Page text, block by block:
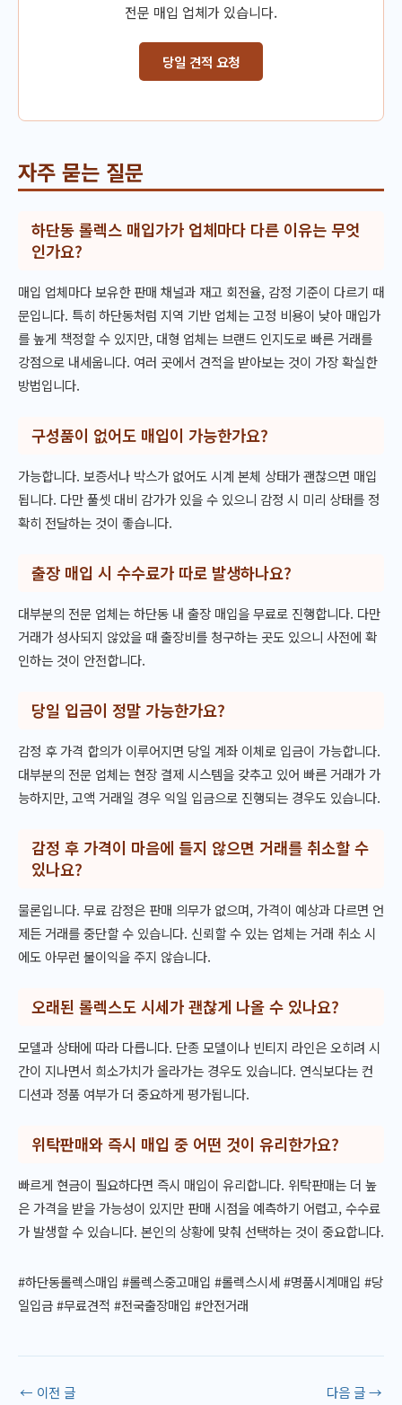
전문 매입 업체가 있습니다.
당일 견적 요청
자주 묻는 질문
하단동 롤렉스 매입가가 업체마다 다른 이유는 무엇
인가요?
매입 업체마다 보유한 판매 채널과 재고 회전율, 감정 기준이 다르기 때
문입니다. 특히 하단동처럼 지역 기반 업체는 고정 비용이 낮아 매입가
를 높게 책정할 수 있지만, 대형 업체는 브랜드 인지도로 빠른 거래를
강점으로 내세웁니다. 여러 곳에서 견적을 받아보는 것이 가장 확실한
방법입니다.
구성품이 없어도 매입이 가능한가요?
가능합니다. 보증서나 박스가 없어도 시계 본체 상태가 괜찮으면 매입
됩니다. 다만 풀셋 대비 감가가 있을 수 있으니 감정 시 미리 상태를 정
확히 전달하는 것이 좋습니다.
출장 매입 시 수수료가 따로 발생하나요?
대부분의 전문 업체는 하단동 내 출장 매입을 무료로 진행합니다. 다만
거래가 성사되지 않았을 때 출장비를 청구하는 곳도 있으니 사전에 확
인하는 것이 안전합니다.
당일 입금이 정말 가능한가요?
감정 후 가격 합의가 이루어지면 당일 계좌 이체로 입금이 가능합니다.
대부분의 전문 업체는 현장 결제 시스템을 갖추고 있어 빠른 거래가 가
능하지만, 고액 거래일 경우 익일 입금으로 진행되는 경우도 있습니다.
감정 후 가격이 마음에 들지 않으면 거래를 취소할 수
있나요?
물론입니다. 무료 감정은 판매 의무가 없으며, 가격이 예상과 다르면 언
제든 거래를 중단할 수 있습니다. 신뢰할 수 있는 업체는 거래 취소 시
에도 아무런 불이익을 주지 않습니다.
오래된 롤렉스도 시세가 괜찮게 나올 수 있나요?
모델과 상태에 따라 다릅니다. 단종 모델이나 빈티지 라인은 오히려 시
간이 지나면서 희소가치가 올라가는 경우도 있습니다. 연식보다는 컨
디션과 정품 여부가 더 중요하게 평가됩니다.
위탁판매와 즉시 매입 중 어떤 것이 유리한가요?
빠르게 현금이 필요하다면 즉시 매입이 유리합니다. 위탁판매는 더 높
은 가격을 받을 가능성이 있지만 판매 시점을 예측하기 어렵고, 수수료
가 발생할 수 있습니다. 본인의 상황에 맞춰 선택하는 것이 중요합니다.
#하단동롤렉스매입 #롤렉스중고매입 #롤렉스시세 #명품시계매입 #당
일입금 #무료견적 #전국출장매입 #안전거래
← 이전 글 다음 글→